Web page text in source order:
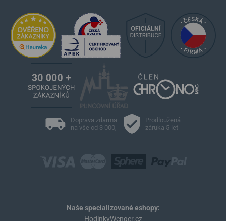
Doprava zdarma
na vše od 3 000,-
Prodloužená
záruka 5 let
Naše specializované eshopy:
HodinkyWenger.cz